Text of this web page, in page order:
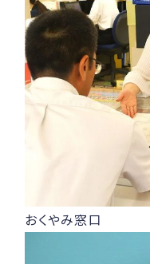
おくやみ窓口